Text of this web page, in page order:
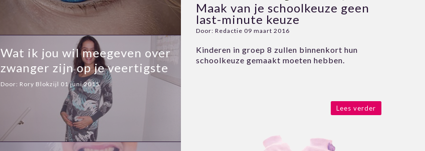
Wat ik jou wil meegeven over
zwanger zijn op je veertigste
Door: Rory Blokzijl 01 juni 2015
Maak van je schoolkeuze geen
last-minute keuze
Door: Redactie 09 maart 2016
Kinderen in groep 8 zullen binnenkort hun
schoolkeuze gemaakt moeten hebben.
Lees verder